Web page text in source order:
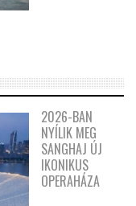
2026-BAN
NYÍLIK MEG
SANGHAJ ÚJ
IKONIKUS
OPERAHÁZA